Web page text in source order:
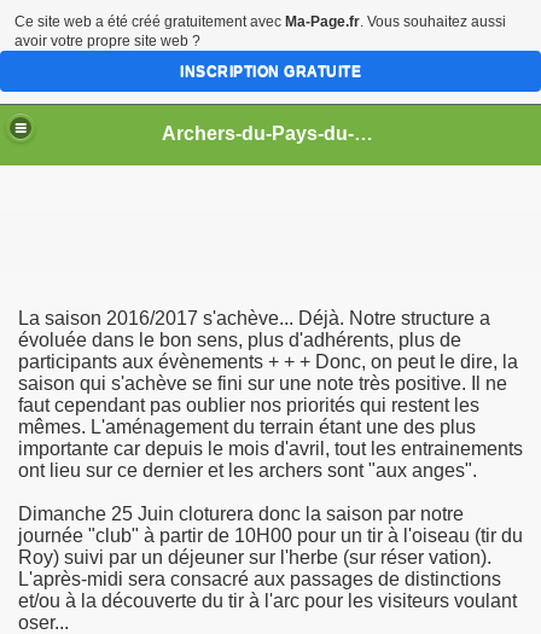
Archers-du-Pays-du-Gois
La saison 2016/2017 s'achève... Déjà. Notre structure a
évoluée dans le bon sens, plus d'adhérents, plus de
participants aux évènements + + + Donc, on peut le dire, la
saison qui s'achève se fini sur une note très positive. Il ne
faut cependant pas oublier nos priorités qui restent les
mêmes. L'aménagement du terrain étant une des plus
importante car depuis le mois d'avril, tout les entrainements
ont lieu sur ce dernier et les archers sont "aux anges".
Dimanche 25 Juin cloturera donc la saison par notre
journée "club" à partir de 10H00 pour un tir à l'oiseau (tir du
Roy) suivi par un déjeuner sur l'herbe (sur réser vation).
L'après-midi sera consacré aux passages de distinctions
et/ou à la découverte du tir à l'arc pour les visiteurs voulant
oser...
Ce site web a été créé gratuitement avec Ma-Page.fr. Vous souhaitez aussi
avoir votre propre site web ?
INSCRIPTION GRATUITE